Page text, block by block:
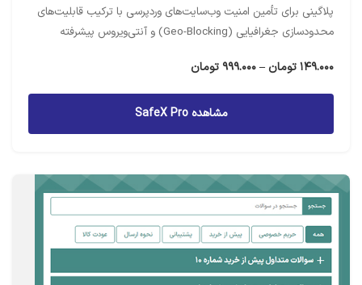
پلاگینی برای تأمین امنیت وب‌سایت‌های وردپرسی با ترکیب قابلیت‌های
محدودسازی جغرافیایی (Geo-Blocking) و آنتی‌ویروس پیشرفته
149.000تومان –
999.000 تومان
149.000 تومان
تا
مشاهده SafeX Pro